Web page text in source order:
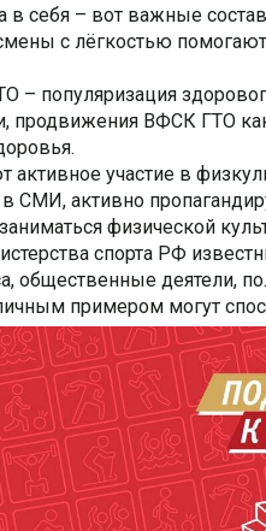
в себя – вот важные
с лёгкостью
– популяризация
продвижения ВФСК ГТО
участие в
СМИ, активно
физической
спорта РФ
общественные деятели,
примером могут